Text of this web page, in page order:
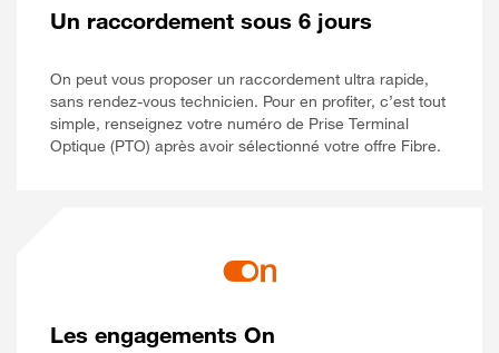
Un raccordement sous 6 jours
On peut vous proposer un raccordement ultra rapide,
sans rendez-vous technicien. Pour en profiter, c’est tout
simple, renseignez votre numéro de Prise Terminal
Optique (PTO) après avoir sélectionné votre offre Fibre.
Les engagements On